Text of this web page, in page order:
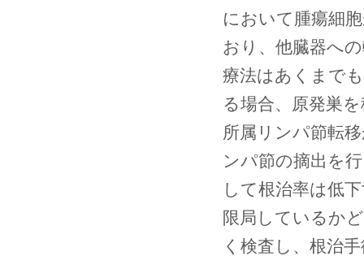
において腫瘍細
おり、他臓器へ
療法はあくまで
る場合、原発巣
所属リンパ節転
ンパ節の摘出を
して根治率は低
限局しているか
く検査し、根治